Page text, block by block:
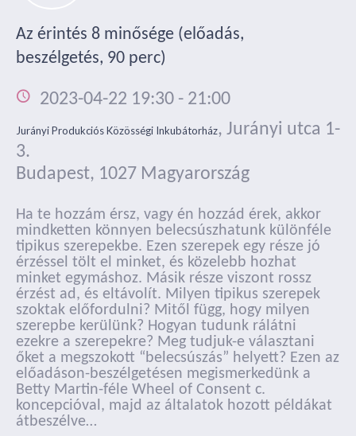
Az érintés 8 minősége (előadás,
beszélgetés, 90 perc)
2023-04-22 19:30 - 21:00
Jurányi Produkciós Közösségi Inkubátorház, Jurányi utca 1-
3.
Budapest, 1027 Magyarország
Ha te hozzám érsz, vagy én hozzád érek, akkor
mindketten könnyen belecsúszhatunk különféle
tipikus szerepekbe. Ezen szerepek egy része jó
érzéssel tölt el minket, és közelebb hozhat
minket egymáshoz. Másik része viszont rossz
érzést ad, és eltávolít. Milyen tipikus szerepek
szoktak előfordulni? Mitől függ, hogy milyen
szerepbe kerülünk? Hogyan tudunk rálátni
ezekre a szerepekre? Meg tudjuk-e választani
őket a megszokott “belecsúszás” helyett? Ezen az
előadáson-beszélgetésen megismerkedünk a
Betty Martin-féle Wheel of Consent c.
koncepcióval, majd az általatok hozott példákat
átbeszélve…